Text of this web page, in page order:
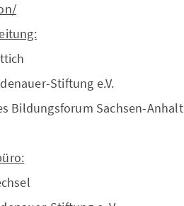
Stiftung e.V.
Bildungsforum Sachsen-Anhalt